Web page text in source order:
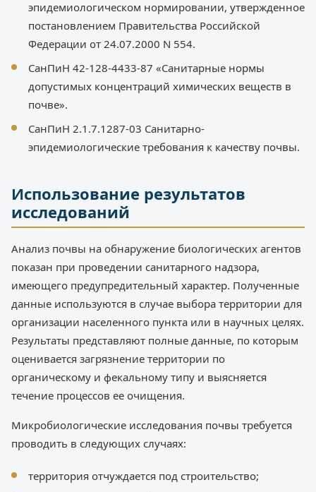
эпидемиологическом нормировании, утвержденное
постановлением Правительства Российской
Федерации от 24.07.2000 N 554.
СанПиН 42-128-4433-87 «Санитарные нормы
допустимых концентраций химических веществ в
почве».
СанПиН 2.1.7.1287-03 Санитарно-
эпидемиологические требования к качеству почвы.
Использование результатов
исследований
Анализ почвы на обнаружение биологических агентов
показан при проведении санитарного надзора,
имеющего предупредительный характер. Полученные
данные используются в случае выбора территории для
организации населенного пункта или в научных целях.
Результаты представляют полные данные, по которым
оценивается загрязнение территории по
органическому и фекальному типу и выясняется
течение процессов ее очищения.
Микробиологические исследования почвы требуется
проводить в следующих случаях:
территория отчуждается под строительство;